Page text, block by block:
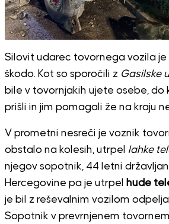
Silovit udarec tovornega vozila
škodo. Kot so sporočili z Gasilske
bile v tovornjakih ujete osebe, do
prišli in jim pomagali že na kraju
V prometni nesreči je voznik
obstalo na kolesih, utrpel lahke
njegov sopotnik, 44 letni
Hercegovine pa je utrpel
hude
je bil z reševalnim vozilom
Sopotnik v prevrnjenem